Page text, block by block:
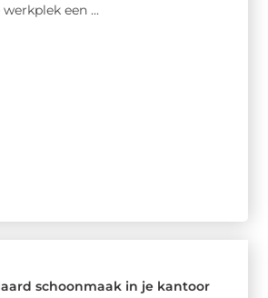
een ...
schoonmaak in je kantoor